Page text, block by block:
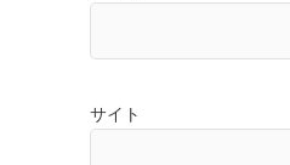
サイト